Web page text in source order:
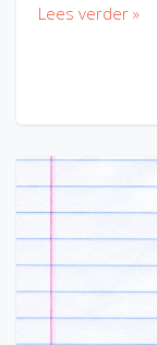
Lees verder »